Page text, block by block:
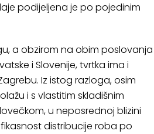
podijeljena je po pojedinim
a obzirom na obim poslovanja
i Slovenije, tvrtka ima i
Iz istog razloga, osim
i s vlastitim skladišnim
u neposrednoj blizini
distribucije roba po